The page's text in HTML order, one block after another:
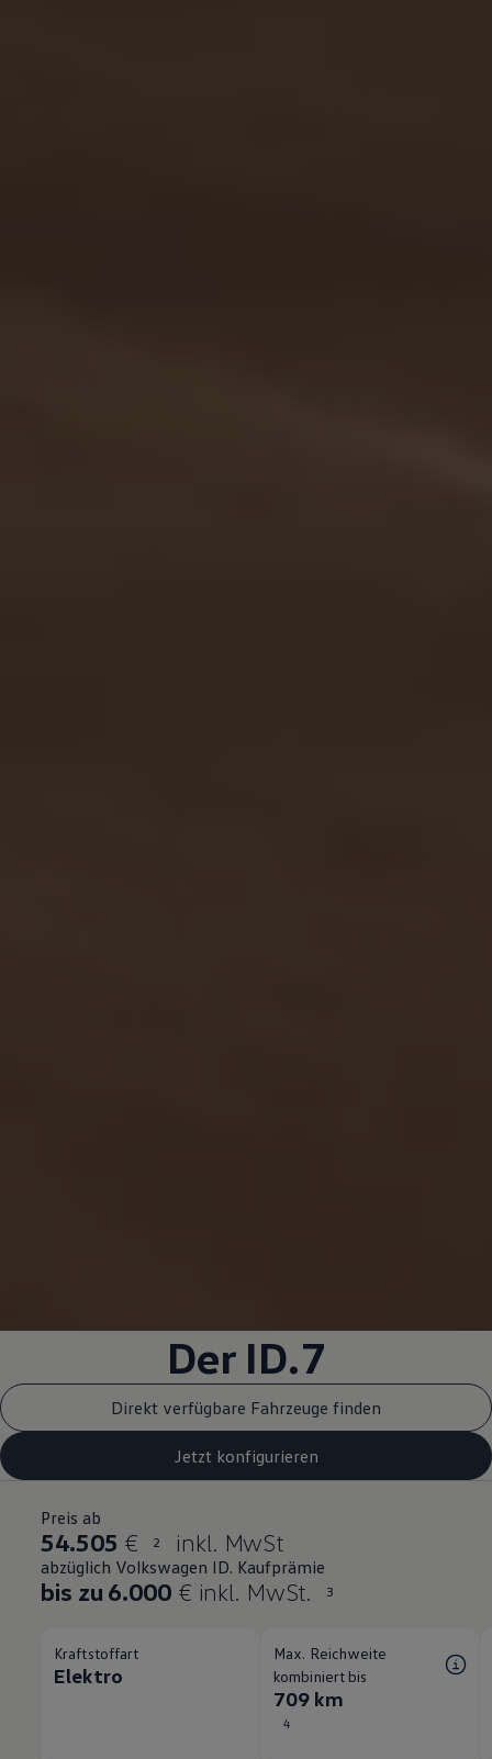
Der ID.7
Direkt verfügbare Fahrzeuge finden
Jetzt konfigurieren
Preis ab
54.505 € 2 inkl. MwSt
abzüglich Volkswagen ID. Kaufprämie
bis zu 6.000 € inkl. MwSt. 3
Kraftstoffart
Elektro
Max. Reichweite
kombiniert bis
709 km
4